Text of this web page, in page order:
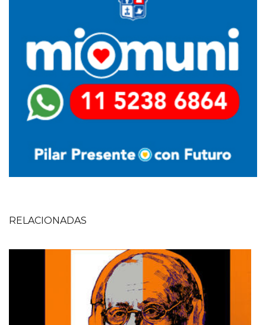
RELACIONADAS